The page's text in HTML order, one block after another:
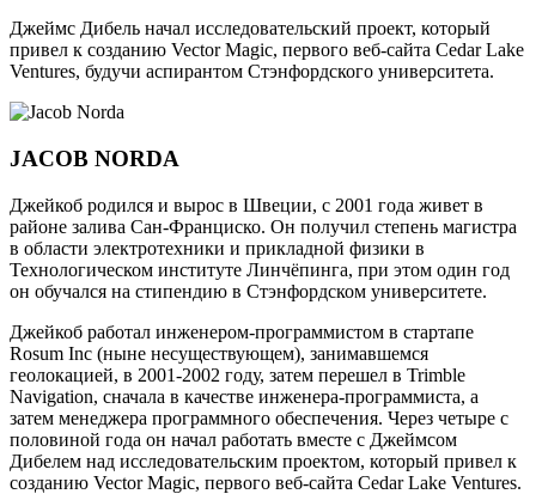
Джеймс Дибель начал исследовательский проект, который
привел к созданию Vector Magic, первого веб-сайта Cedar Lake
Ventures, будучи аспирантом Стэнфордского университета.
JACOB NORDA
Джейкоб родился и вырос в Швеции, с 2001 года живет в
районе залива Сан-Франциско. Он получил степень магистра
в области электротехники и прикладной физики в
Технологическом институте Линчёпинга, при этом один год
он обучался на стипендию в Стэнфордском университете.
Джейкоб работал инженером-программистом в стартапе
Rosum Inc (ныне несуществующем), занимавшемся
геолокацией, в 2001-2002 году, затем перешел в Trimble
Navigation, сначала в качестве инженера-программиста, а
затем менеджера программного обеспечения. Через четыре с
половиной года он начал работать вместе с Джеймсом
Дибелем над исследовательским проектом, который привел к
созданию Vector Magic, первого веб-сайта Cedar Lake Ventures.